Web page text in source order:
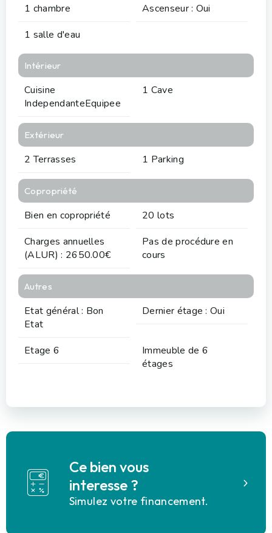
1 chambre
Ascenseur : Oui
1 salle d'eau
Intérieur
Cuisine
IndependanteEquipee
1 Cave
Extérieur
2 Terrasses 1 Parking
Copropriété
Bien en copropriété
20 lots
Charges annuelles
(ALUR) : 2650.00€
Pas de procédure en
cours
Autres
Etat général : Bon
Etat
Dernier étage : Oui
Etage 6
Immeuble de 6
étages
Ce bien vous
interesse ?
Simulez votre financement.